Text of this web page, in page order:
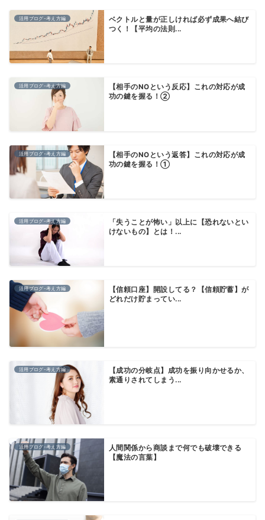
活用ブログ-考え方編
ベクトルと量が正しければ必ず成果へ結び
つく！【平均の法則...
活用ブログ-考え方編
【相手のNOという反応】これの対応が成
功の鍵を握る！②
活用ブログ-考え方編
【相手のNOという返答】これの対応が成
功の鍵を握る！①
活用ブログ-考え方編
「失うことが怖い」以上に【恐れないとい
けないもの】とは！...
活用ブログ-考え方編
【信頼口座】開設してる？【信頼貯蓄】が
どれだけ貯まってい...
活用ブログ-考え方編
【成功の分岐点】成功を振り向かせるか、
素通りされてしまう...
活用ブログ-考え方編
人間関係から商談まで何でも破壊できる
【魔法の言葉】